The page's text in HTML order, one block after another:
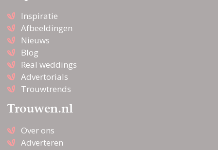
Inspiratie
Afbeeldingen
Nieuws
Blog
Real weddings
Advertorials
Trouwtrends
Trouwen.nl
Over ons
Adverteren